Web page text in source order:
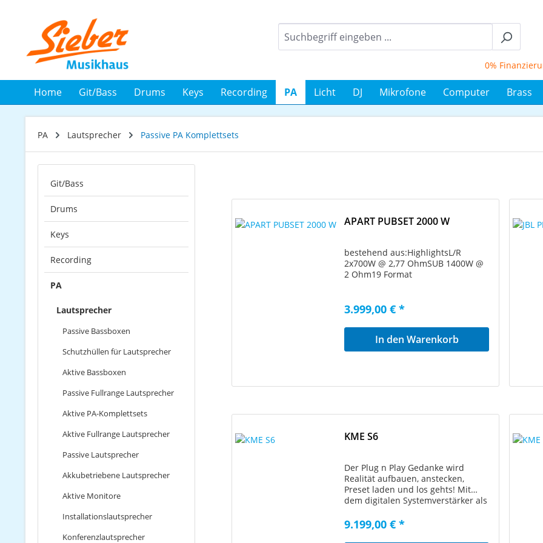
0% Finanzierung
Home Git/Bass Drums Keys Recording PA Licht DJ Mikrofone Computer Brass
PA Lautsprecher Passive PA Komplettsets
Git/Bass
Drums
Keys
Recording
PA
Lautsprecher
Passive Bassboxen
Schutzhüllen für Lautsprecher
Aktive Bassboxen
Passive Fullrange Lautsprecher
Aktive PA-Komplettsets
Aktive Fullrange Lautsprecher
Passive Lautsprecher
Akkubetriebene Lautsprecher
Aktive Monitore
Installationslautsprecher
Konferenzlautsprecher
APART PUBSET 2000 W
bestehend aus:HighlightsL/R
2x700W @ 2,77 OhmSUB 1400W @
2 Ohm19 Format
3.999,00 € *
In den Warenkorb
KME S6
Der Plug n Play Gedanke wird
Realität aufbauen, anstecken,
Preset laden und los gehts! Mit
dem digitalen Systemverstärker als
ein Plus an Leistung, mehr
Flexibilität und präziseren Sound
9.199,00 € *